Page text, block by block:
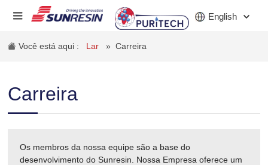
English
INVESTIDORES
Você está aqui : Lar »Carreira
Carreira
Os membros da nossa equipe são a base do
desenvolvimento do Sunresin. Nossa Empresa oferece um